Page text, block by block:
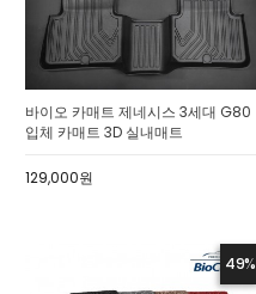
바이오 카매트 제네시스 3세대 G80
입체 카매트 3D 실내매트
129,000원
49%